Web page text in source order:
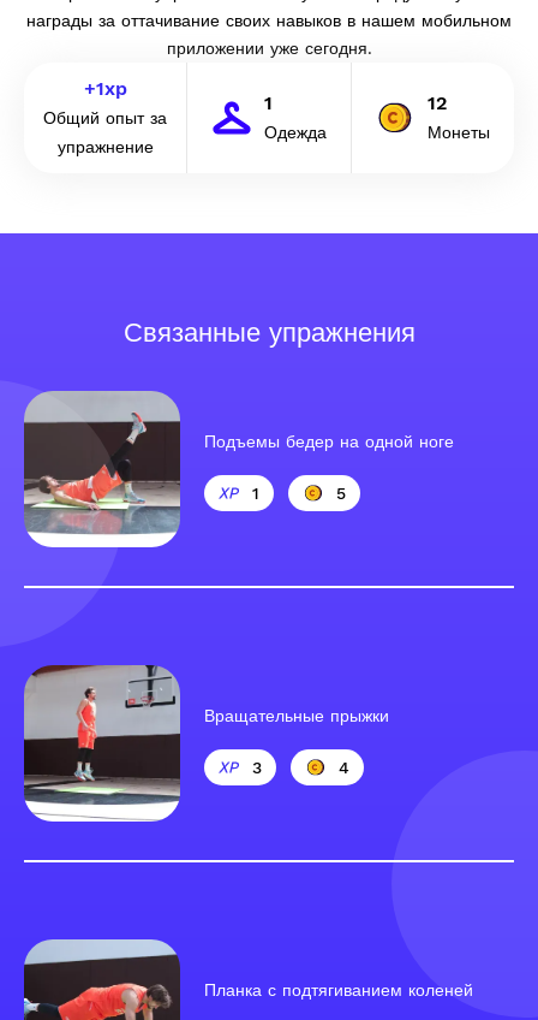
награды за оттачивание своих навыков в нашем мобильном
приложении уже сегодня.
+1xp
Общий опыт за
упражнение
1
Одежда
12
Монеты
Связанные упражнения
Подъемы бедер на одной ноге
1 5
Вращательные прыжки
3 4
Планка с подтягиванием коленей